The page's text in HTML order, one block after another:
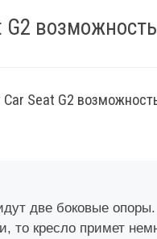
G2
Seat G2
две боковые
кресло примет